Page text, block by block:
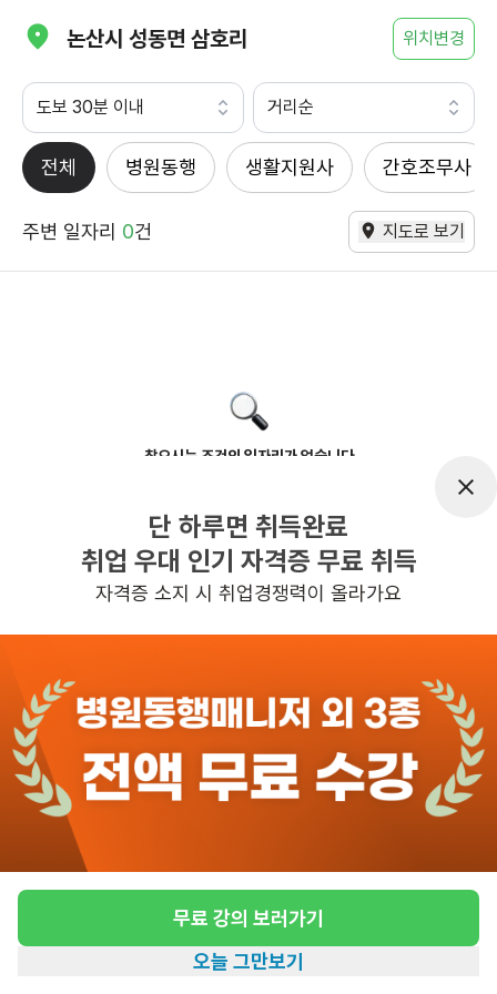
논산시 성동면 삼호리 위치변경
도보 30분 이내 거리순
전체 병원동행 생활지원사 간호조무사
주변 일자리 0건 지도로 보기
찾으시는 조건의 일자리가 없습니다
반경 3KM 이내의 일자리 확인하기
단 하루면 취득완료
취업 우대 인기 자격증 무료 취득
자격증 소지 시 취업경쟁력이 올라가요
무료 강의 보러가기
오늘 그만보기